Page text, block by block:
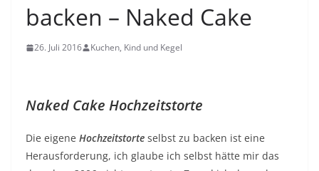
backen – Naked Cake
26. Juli 2016 Kuchen, Kind und Kegel
Naked Cake Hochzeitstorte
Die eigene Hochzeitstorte selbst zu backen ist eine
Herausforderung, ich glaube ich selbst hätte mir das